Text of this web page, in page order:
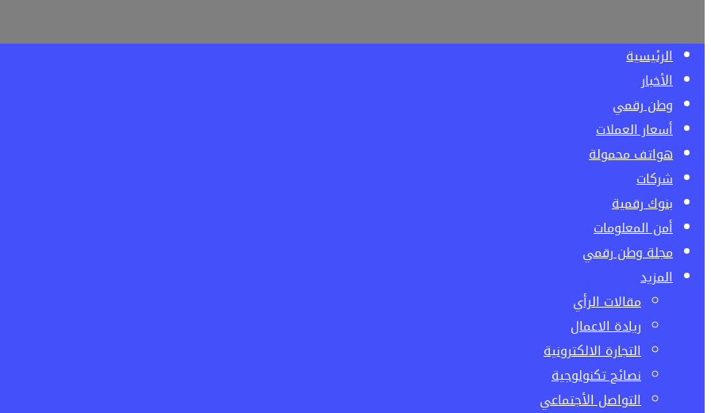
الرئيسية
الأخبار
وطن رقمي
أسعار العملات
هواتف محمولة
شركات
بنوك رقمية
أمن المعلومات
مجلة وطن رقمي
المزيد
مقالات الرأي
ريادة الاعمال
التجارة الالكترونية
نصائح تكنولوجية
التواصل الأجتماعي